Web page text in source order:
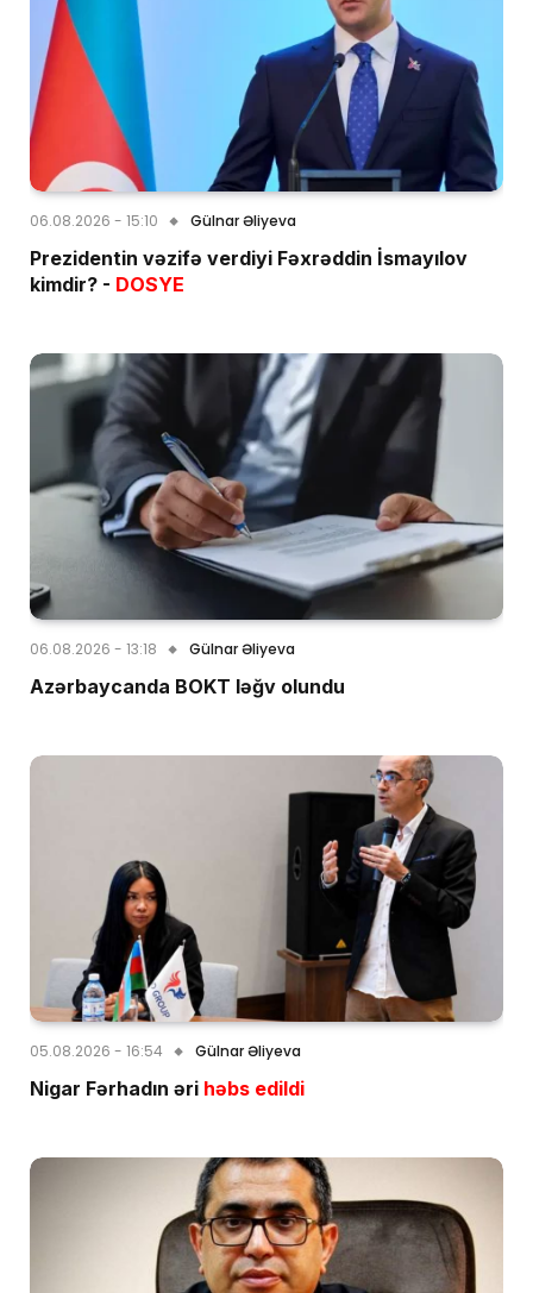
06.08.2026 - 15:10 Gülnar Əliyeva
Prezidentin vəzifə verdiyi Fəxrəddin İsmayılov
kimdir? - DOSYE
06.08.2026 - 13:18 Gülnar Əliyeva
Azərbaycanda BOKT ləğv olundu
05.08.2026 - 16:54 Gülnar Əliyeva
Nigar Fərhadın əri həbs edildi